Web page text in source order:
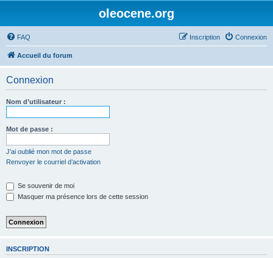
oleocene.org
FAQ Connexion
Inscription
Accueil du forum
Connexion
Nom d’utilisateur :
Mot de passe :
J’ai oublié mon mot de passe
Renvoyer le courriel d’activation
Se souvenir de moi
Masquer ma présence lors de cette session
INSCRIPTION